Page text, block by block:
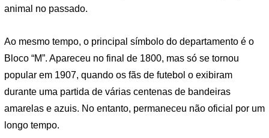
animal no passado.
Ao mesmo tempo, o principal símbolo do departamento é o
Bloco “M”. Apareceu no final de 1800, mas só se tornou
popular em 1907, quando os fãs de futebol o exibiram
durante uma partida de várias centenas de bandeiras
amarelas e azuis. No entanto, permaneceu não oficial por um
longo tempo.